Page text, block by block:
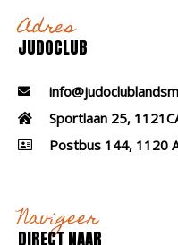
Adres
JUDOCLUB
Sportlaan 25,
Postbus 144, 1120
Navigeer
DIRECT NAAR